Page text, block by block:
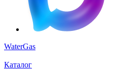
WaterGas
Каталог